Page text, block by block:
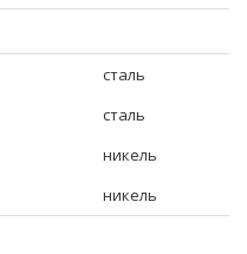
сталь
сталь
никель
никель